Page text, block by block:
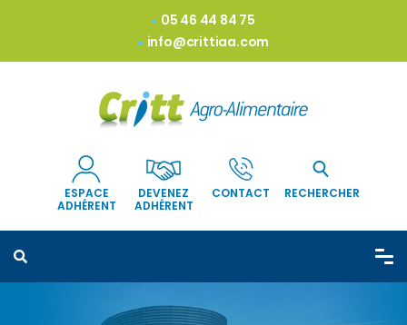
05 46 44 84 75
info@crittiaa.com
ESPACE
ADHÉRENT
DEVENEZ
ADHÉRENT
CONTACT RECHERCHER